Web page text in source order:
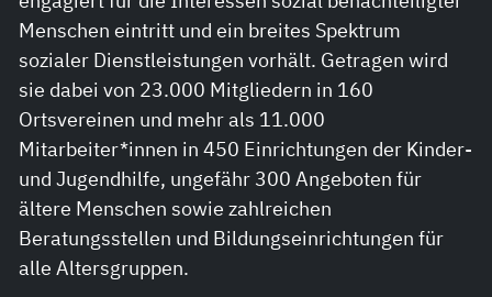
Menschen eintritt und ein breites Spektrum
sozialer Dienstleistungen vorhält. Getragen wird
sie dabei von 23.000 Mitgliedern in 160
Ortsvereinen und mehr als 11.000
Mitarbeiter*innen in 450 Einrichtungen der Kinder-
und Jugendhilfe, ungefähr 300 Angeboten für
ältere Menschen sowie zahlreichen
Beratungsstellen und Bildungseinrichtungen für
alle Altersgruppen.